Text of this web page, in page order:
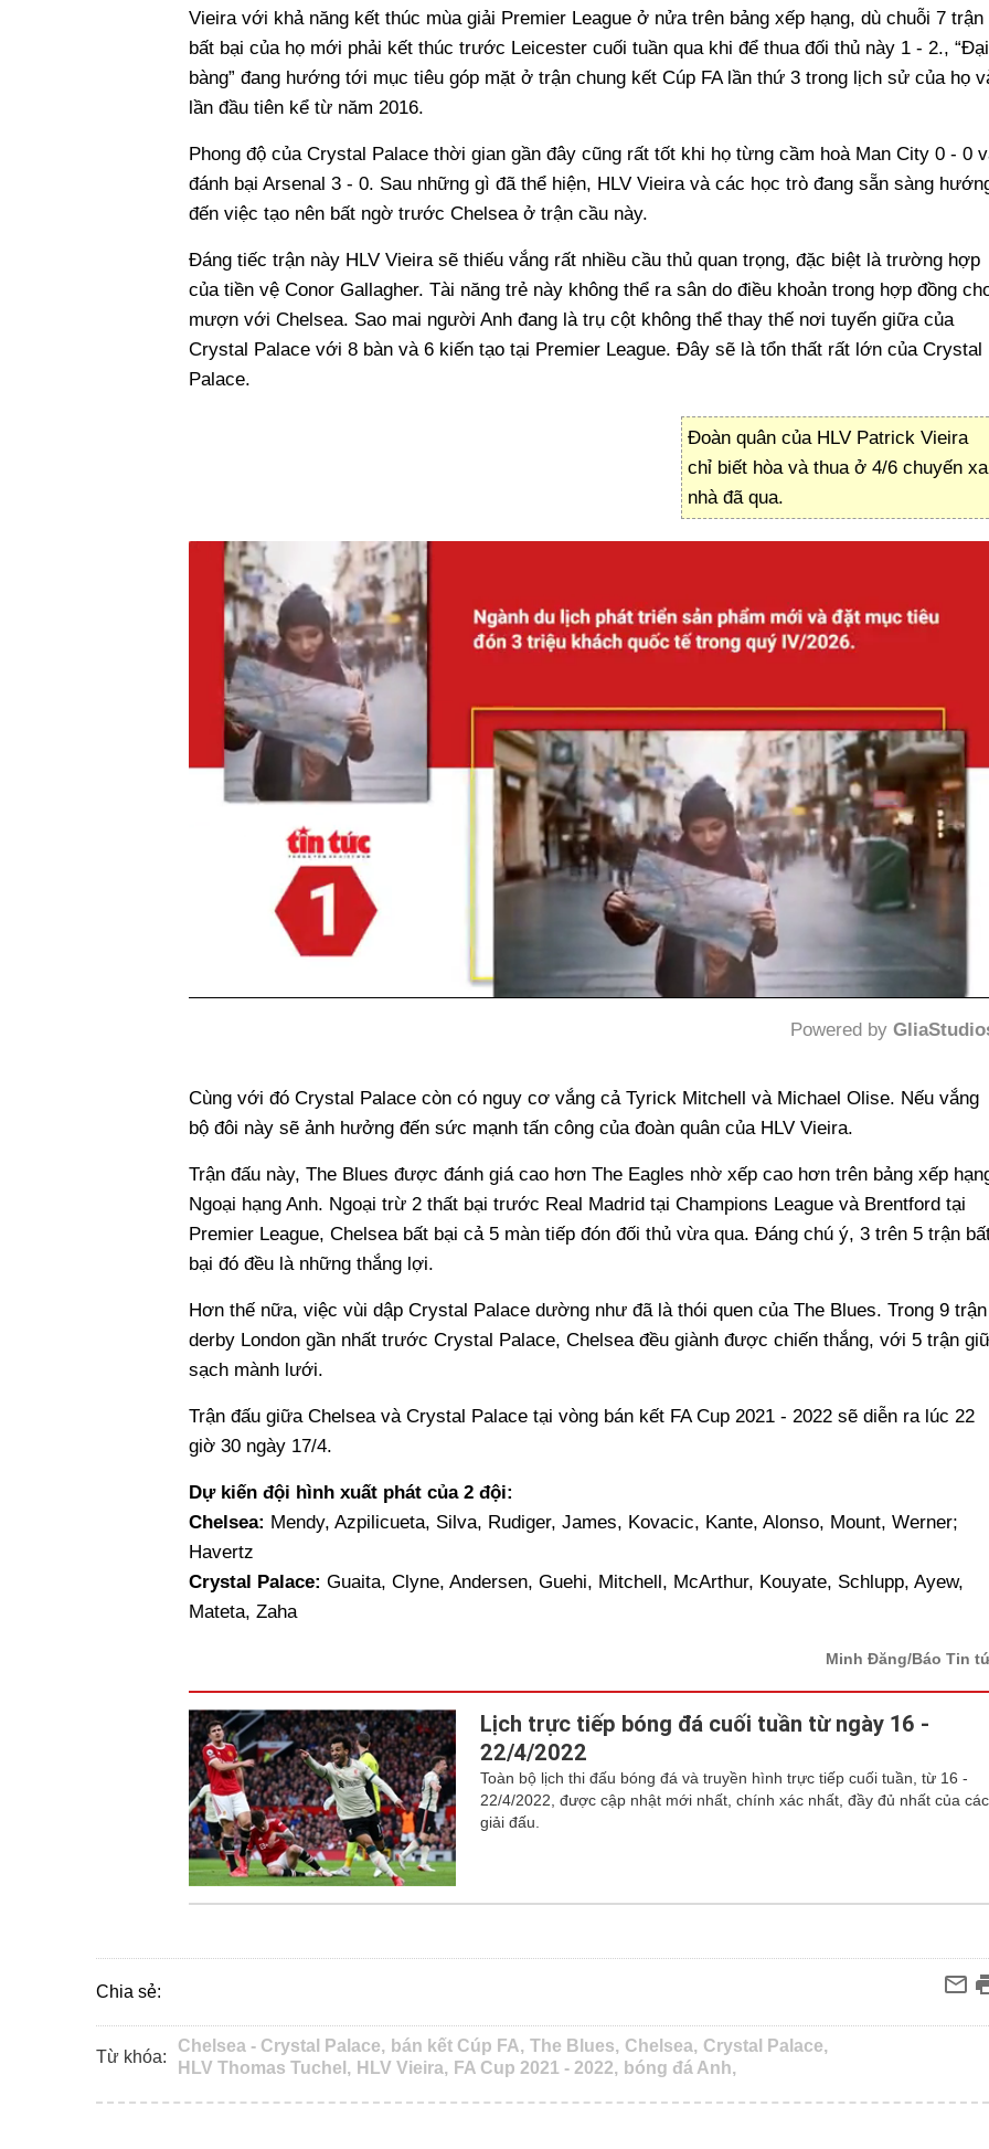
Vieira với khả năng kết thúc mùa giải Premier League ở nửa trên bảng xếp hạng, dù chuỗi 7 trận
bất bại của họ mới phải kết thúc trước Leicester cuối tuần qua khi để thua đối thủ này 1 - 2., “Đại
bàng” đang hướng tới mục tiêu góp mặt ở trận chung kết Cúp FA lần thứ 3 trong lịch sử của họ
lần đầu tiên kể từ năm 2016.
Phong độ của Crystal Palace thời gian gần đây cũng rất tốt khi họ từng cầm hoà Man City 0 - 0
đánh bại Arsenal 3 - 0. Sau những gì đã thể hiện, HLV Vieira và các học trò đang sẵn sàng
đến việc tạo nên bất ngờ trước Chelsea ở trận cầu này.
Đáng tiếc trận này HLV Vieira sẽ thiếu vắng rất nhiều cầu thủ quan trọng, đặc biệt là trường hợp
của tiền vệ Conor Gallagher. Tài năng trẻ này không thể ra sân do điều khoản trong hợp đồng
mượn với Chelsea. Sao mai người Anh đang là trụ cột không thể thay thế nơi tuyến giữa của
Crystal Palace với 8 bàn và 6 kiến tạo tại Premier League. Đây sẽ là tổn thất rất lớn của Crystal
Palace.
Đoàn quân của HLV Patrick Vieira
chỉ biết hòa và thua ở 4/6 chuyến xa
nhà đã qua.
Powered by
Cùng với đó Crystal Palace còn có nguy cơ vắng cả Tyrick Mitchell và Michael Olise. Nếu vắng
bộ đôi này sẽ ảnh hưởng đến sức mạnh tấn công của đoàn quân của HLV Vieira.
Trận đấu này, The Blues được đánh giá cao hơn The Eagles nhờ xếp cao hơn trên bảng xếp
Ngoại hạng Anh. Ngoại trừ 2 thất bại trước Real Madrid tại Champions League và Brentford tại
Premier League, Chelsea bất bại cả 5 màn tiếp đón đối thủ vừa qua. Đáng chú ý, 3 trên 5 trận
bại đó đều là những thắng lợi.
Hơn thế nữa, việc vùi dập Crystal Palace dường như đã là thói quen của The Blues. Trong 9 trận
derby London gần nhất trước Crystal Palace, Chelsea đều giành được chiến thắng, với 5 trận
sạch mành lưới.
Trận đấu giữa Chelsea và Crystal Palace tại vòng bán kết FA Cup 2021 - 2022 sẽ diễn ra lúc 22
giờ 30 ngày 17/4.
Dự kiến đội hình xuất phát của 2 đội:
Chelsea: Mendy, Azpilicueta, Silva, Rudiger, James, Kovacic, Kante, Alonso, Mount, Werner;
Havertz
Crystal Palace: Guaita, Clyne, Andersen, Guehi, Mitchell, McArthur, Kouyate, Schlupp, Ayew,
Mateta, Zaha
Minh Đăng/Báo Tin
Lịch trực tiếp bóng đá cuối tuần từ ngày 16 -
22/4/2022
Toàn bộ lịch thi đấu bóng đá và truyền hình trực tiếp cuối tuần, từ 16 -
22/4/2022, được cập nhật mới nhất, chính xác nhất, đầy đủ nhất của các
giải đấu.
Chia sẻ:
Từ khóa:
Chelsea - Crystal Palace, bán kết Cúp FA, The Blues, Chelsea, Crystal Palace,
HLV Thomas Tuchel, HLV Vieira, FA Cup 2021 - 2022, bóng đá Anh,